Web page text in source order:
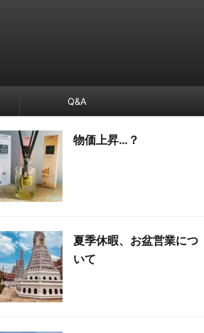
Q&A
物価上昇…？
夏季休暇、お盆営業につ
いて